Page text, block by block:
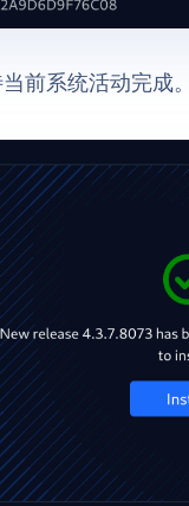
前系统活动完成。